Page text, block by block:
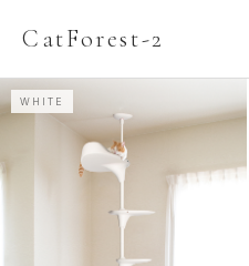
CatForest-2
WHITE